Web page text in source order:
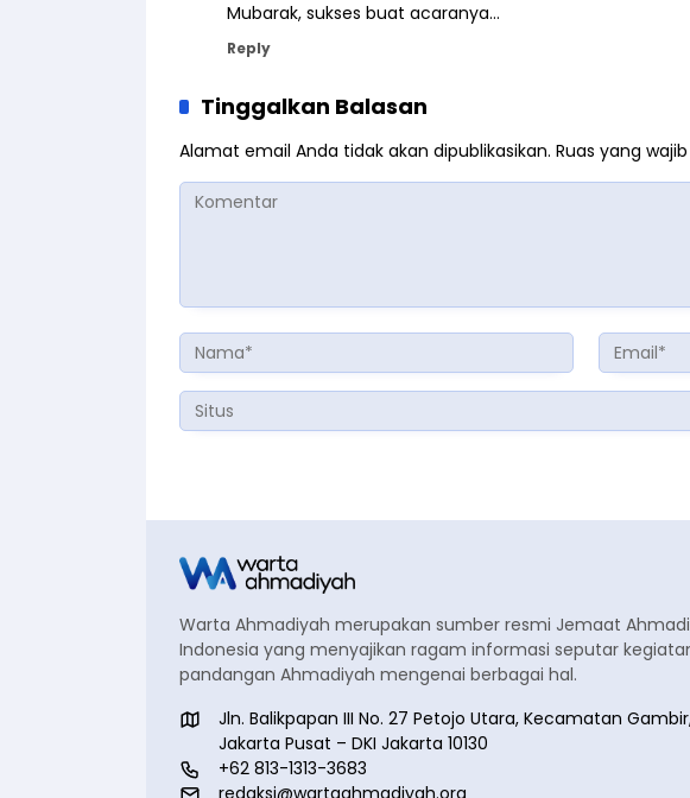
Mubarak, sukses buat acaranya…
Reply
Tinggalkan Balasan
Alamat email Anda tidak akan dipublikasikan. Ruas yang
Warta Ahmadiyah merupakan sumber resmi Jemaat
Indonesia yang menyajikan ragam informasi seputar
pandangan Ahmadiyah mengenai berbagai hal.
Jln. Balikpapan III No. 27 Petojo Utara, Kecamatan
Jakarta Pusat – DKI Jakarta 10130
+62 813-1313-3683
redaksi@wartaahmadiyah.org